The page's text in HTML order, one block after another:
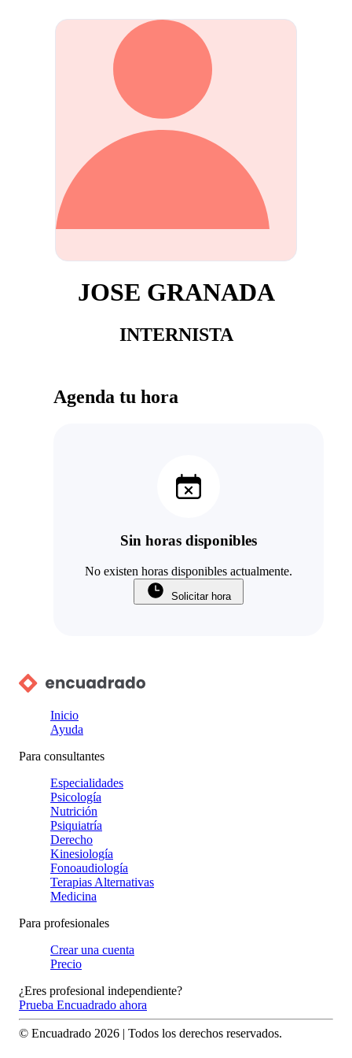
JOSE GRANADA
INTERNISTA
Agenda tu hora
Sin horas disponibles
No existen horas disponibles actualmente.
Solicitar hora
Inicio
Ayuda
Para consultantes
Especialidades
Psicología
Nutrición
Psiquiatría
Derecho
Kinesiología
Fonoaudiología
Terapias Alternativas
Medicina
Para profesionales
Crear una cuenta
Precio
¿Eres profesional independiente?
Prueba Encuadrado ahora
© Encuadrado 2026 | Todos los derechos reservados.